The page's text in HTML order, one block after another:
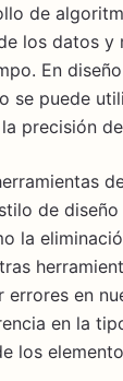
de
los datos y
En
se puede
precisión
de diseño
la
en
en la
los